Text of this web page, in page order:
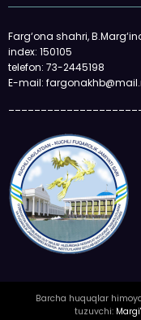
Farg‘ona shahri,
index: 150105
telefon: 73-2445198
E-mail:
Barcha huquqlar
tuzuvchi: